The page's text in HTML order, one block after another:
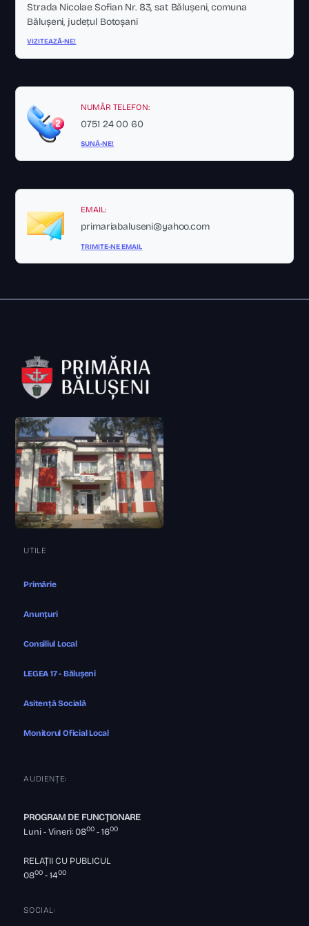
Strada Nicolae Sofian Nr. 83, sat Bălușeni, comuna
Bălușeni, județul Botoșani
VIZITEAZĂ-NE!
NUMĂR TELEFON:
0751 24 00 60
SUNĂ-NE!
EMAIL:
primariabaluseni@yahoo.com
TRIMITE-NE EMAIL
UTILE
Primărie
Anunțuri
Consiliul Local
LEGEA 17 - Bălușeni
Asitență Socială
Monitorul Oficial Local
AUDIENȚE:
PROGRAM DE FUNCȚIONARE
Luni - Vineri: 0800 - 1600
RELAȚII CU PUBLICUL
0800 - 1400
SOCIAL: